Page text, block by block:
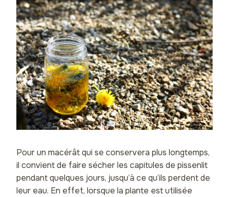
Pour un macérât qui se conservera plus longtemps,
il convient de faire sécher les capitules de pissenlit
pendant quelques jours, jusqu’à ce qu’ils perdent de
leur eau. En effet, lorsque la plante est utilisée